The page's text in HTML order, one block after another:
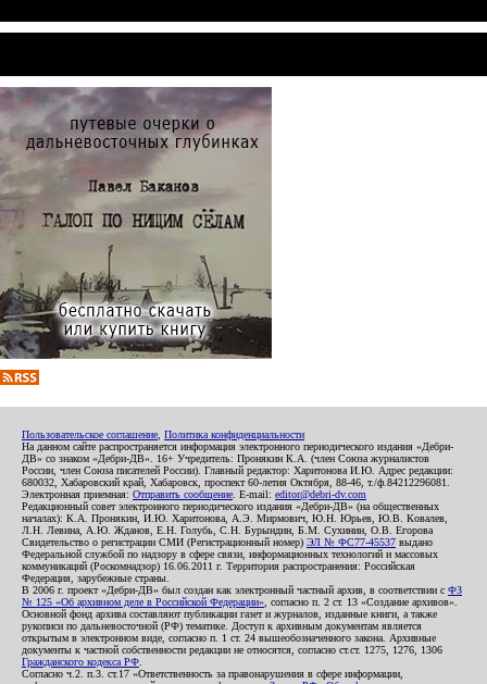
Пользовательское соглашение Политика конфиденциальности
На данном сайте распространяется информация электронного периодического издания «Дебри-
ДВ» со знаком «Дебри-ДВ». 16+ Учредитель: Пронякин К.А. (член Союза журналистов
России, член Союза писателей России). Главный редактор: Харитонова И.Ю. Адрес редакции:
680032, Хабаровский край, Хабаровск, проспект 60-летия Октября, 88-46, т./ф.84212296081.
Электронная приемная: Отправить сообщение . E-mail: editor@debri-dv.com
Редакционный совет электронного периодического издания «Дебри-ДВ» (на общественных
началах): К.А. Пронякин, И.Ю. Харитонова, А.Э. Мирмович, Ю.Н. Юрьев, Ю.В. Ковалев,
Л.Н. Левина, А.Ю. Жданов, Е.Н. Голубь, С.Н. Бурындин, Б.М. Сухинин, О.В. Егорова
Свидетельство о регистрации СМИ (Регистрационный номер) ЭЛ № ФС77-45537 выдано
Федеральной службой по надзору в сфере связи, информационных технологий и массовых
коммуникаций (Роскомнадзор) 16.06.2011 г. Территория распространения: Российская
Федерация, зарубежные страны.
В 2006 г. проект «Дебри-ДВ» был создан как электронный частный архив, в соответствии с ФЗ
№ 125 «Об архивном деле в Российской Федерации» , согласно п. 2 ст. 13 «Создание архивов».
Основной фонд архива составляют публикации газет и журналов, изданные книги, а также
рукописи по дальневосточной (РФ) тематике. Доступ к архивным документам является
открытым в электронном виде, согласно п. 1 ст. 24 вышеобозначенного закона. Архивные
документы к частной собственности редакции не относятся, согласно ст.ст. 1275, 1276, 1306
Гражданского кодекса РФ
Согласно ч.2. п.3. ст.17 «Ответственность за правонарушения в сфере информации,